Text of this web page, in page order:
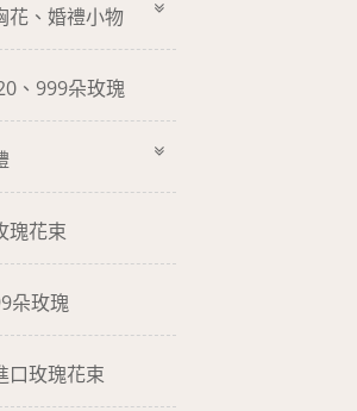
花、婚禮小物
、999朵玫瑰
瑰花束
朵玫瑰
口玫瑰花束